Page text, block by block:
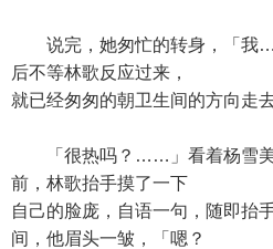
说完，她匆忙的转身，「我
后不等林歌反应过来，
就已经匆匆的朝卫生间的方向走去
「很热吗？……」看着杨雪美
前，林歌抬手摸了一下
自己的脸庞，自语一句，随即抬
间，他眉头一皱，「嗯？